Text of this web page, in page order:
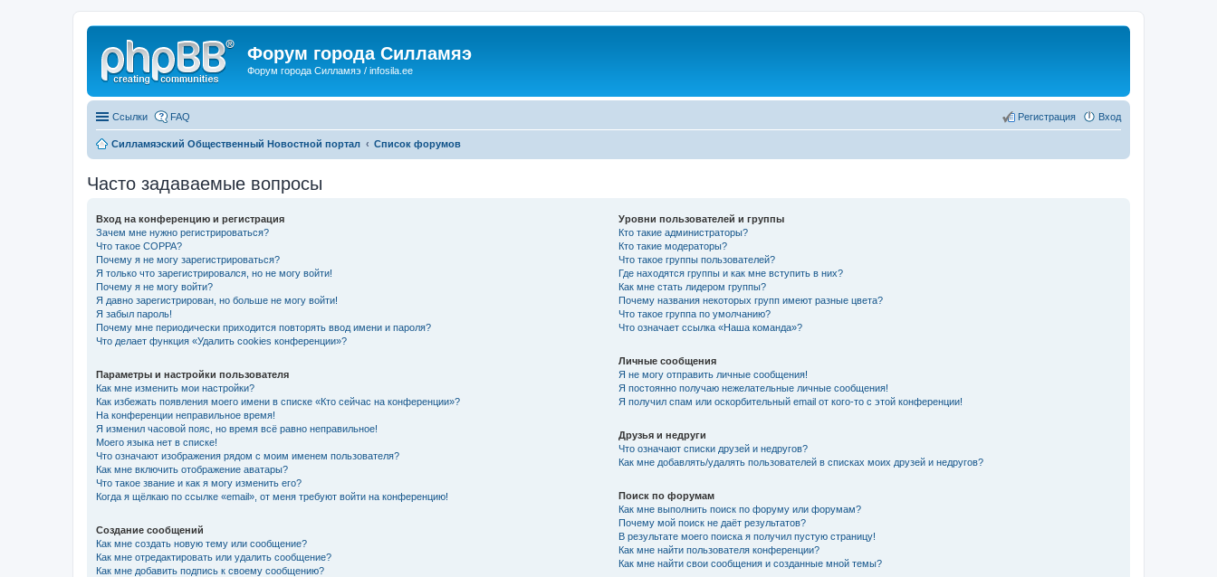
Форум города Силламяэ
Форум города Силламяэ / infosila.ee
Ссылки FAQ Вход
Регистрация
Силламяэский Общественный Новостной портал Список форумов
Часто задаваемые вопросы
Вход на конференцию и регистрация
Зачем мне нужно регистрироваться?
Что такое COPPA?
Почему я не могу зарегистрироваться?
Я только что зарегистрировался, но не могу войти!
Почему я не могу войти?
Я давно зарегистрирован, но больше не могу войти!
Я забыл пароль!
Почему мне периодически приходится повторять ввод имени и пароля?
Что делает функция «Удалить cookies конференции»?
Параметры и настройки пользователя
Как мне изменить мои настройки?
Как избежать появления моего имени в списке «Кто сейчас на конференции»?
На конференции неправильное время!
Я изменил часовой пояс, но время всё равно неправильное!
Моего языка нет в списке!
Что означают изображения рядом с моим именем пользователя?
Как мне включить отображение аватары?
Что такое звание и как я могу изменить его?
Когда я щёлкаю по ссылке «email», от меня требуют войти на конференцию!
Создание сообщений
Как мне создать новую тему или сообщение?
Как мне отредактировать или удалить сообщение?
Как мне добавить подпись к своему сообщению?
Уровни пользователей и группы
Кто такие администраторы?
Кто такие модераторы?
Что такое группы пользователей?
Где находятся группы и как мне вступить в них?
Как мне стать лидером группы?
Почему названия некоторых групп имеют разные цвета?
Что такое группа по умолчанию?
Что означает ссылка «Наша команда»?
Личные сообщения
Я не могу отправить личные сообщения!
Я постоянно получаю нежелательные личные сообщения!
Я получил спам или оскорбительный email от кого-то с этой конференции!
Друзья и недруги
Что означают списки друзей и недругов?
Как мне добавлять/удалять пользователей в списках моих друзей и недругов?
Поиск по форумам
Как мне выполнить поиск по форуму или форумам?
Почему мой поиск не даёт результатов?
В результате моего поиска я получил пустую страницу!
Как мне найти пользователя конференции?
Как мне найти свои сообщения и созданные мной темы?